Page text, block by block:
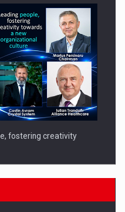
fostering creativity